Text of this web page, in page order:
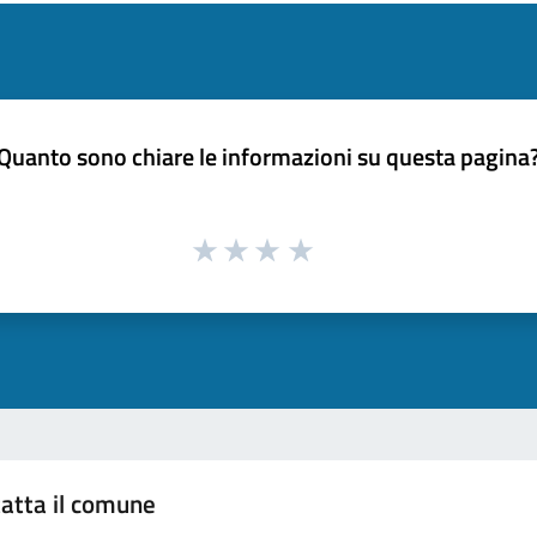
sono chiare le informazioni su questa
il comune